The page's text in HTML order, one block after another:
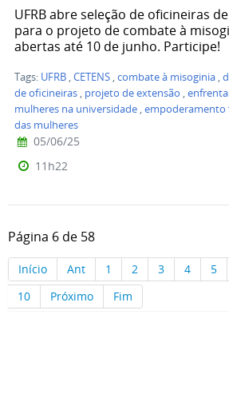
UFRB abre seleção de oficineiras
para o projeto de combate à
abertas até 10 de junho. Participe!
Tags: UFRB ,CETENS ,combate à misoginia ,
de oficineiras , projeto de extensão ,
mulheres na universidade ,empoderamento
das mulheres
05/06/25
11h22
Página 6 de 58
Início Ant 1 2 3 4 5
10
Próximo Fim